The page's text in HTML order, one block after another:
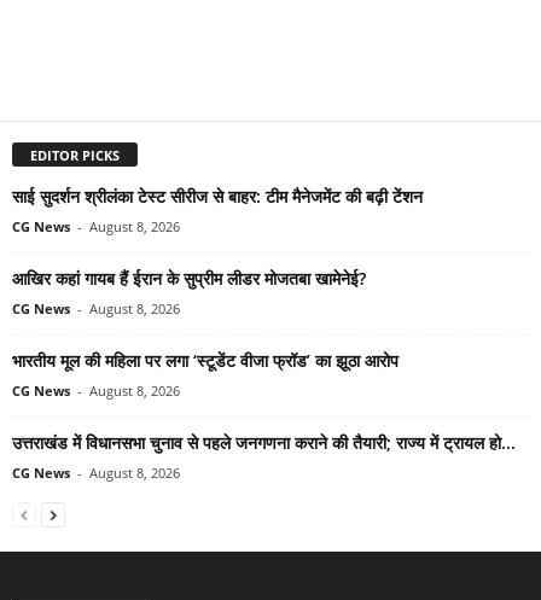
EDITOR PICKS
साई सुदर्शन श्रीलंका टेस्ट सीरीज से बाहर: टीम मैनेजमेंट की बढ़ी टेंशन
CG News - August 8, 2026
आखिर कहां गायब हैं ईरान के सुप्रीम लीडर मोजतबा खामेनेई?
CG News - August 8, 2026
भारतीय मूल की महिला पर लगा ‘स्टूडेंट वीजा फ्रॉड’ का झूठा आरोप
CG News - August 8, 2026
उत्तराखंड में विधानसभा चुनाव से पहले जनगणना कराने की तैयारी; राज्य में ट्रायल हो...
CG News - August 8, 2026